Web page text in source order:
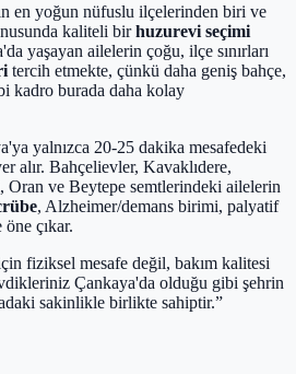
en yoğun nüfuslu ilçelerinden biri ve
kaliteli birhuzurevi seçimi
yaşayan ailelerin çoğu, ilçe sınırları
tercih etmekte, çünkü daha geniş bahçe,
kadro burada daha kolay
yalnızca 20-25 dakika mesafedeki
alır. Bahçelievler, Kavaklıdere,
ve Beytepe semtlerindeki ailelerin
, Alzheimer/demans birimi, palyatif
çıkar.
fiziksel mesafe değil, bakım kalitesi
Çankaya'da olduğu gibi şehrin
sakinlikle birlikte sahiptir.”